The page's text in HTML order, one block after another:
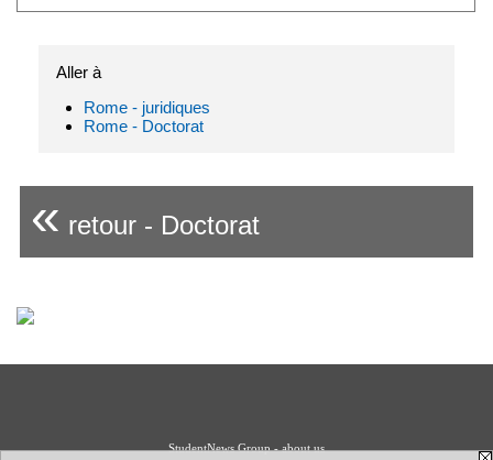
Aller à
Rome - juridiques
Rome - Doctorat
« retour - Doctorat
StudentNews Group - about us